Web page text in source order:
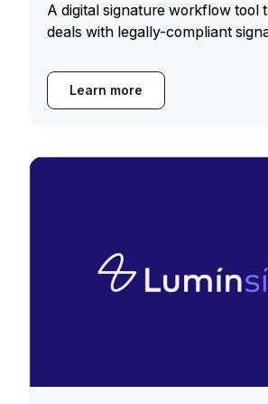
A digital signature workflow tool
deals with legally-compliant
Learn more